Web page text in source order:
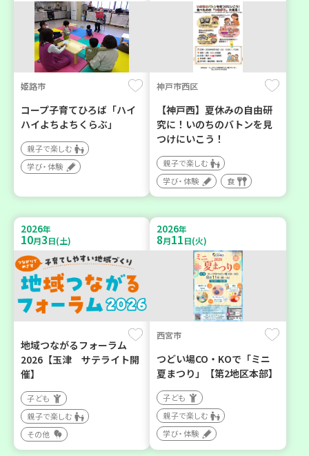
姫路市
コープ子育てひろば「ハイ
ハイよちよちくらぶ」
親子で楽しむ
学び・体験
神戸市西区
【神戸西】夏休みの自由研
究に！いのちのバトンを見
つけにいこう！
親子で楽しむ
学び・体験
食
2026年
10月3日(土)
地域つながるフォーラム
2026【玉津 サテライト開
催】
子ども
親子で楽しむ
その他
2026年
8月11日(火)
西宮市
つどい場CO・KOで「ミニ
夏まつり」【第2地区本部】
子ども
親子で楽しむ
学び・体験